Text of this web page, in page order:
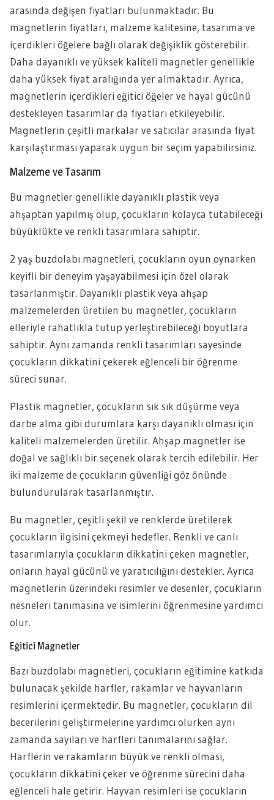
arasında değişen fiyatları bulunmaktadır. Bu
magnetlerin fiyatları, malzeme kalitesine, tasarıma ve
içerdikleri öğelere bağlı olarak değişiklik gösterebilir.
Daha dayanıklı ve yüksek kaliteli magnetler genellikle
daha yüksek fiyat aralığında yer almaktadır. Ayrıca,
magnetlerin içerdikleri eğitici öğeler ve hayal gücünü
destekleyen tasarımlar da fiyatları etkileyebilir.
Magnetlerin çeşitli markalar ve satıcılar arasında fiyat
karşılaştırması yaparak uygun bir seçim yapabilirsiniz.
Malzeme ve Tasarım
Bu magnetler genellikle dayanıklı plastik veya
ahşaptan yapılmış olup, çocukların kolayca tutabileceği
büyüklükte ve renkli tasarımlara sahiptir.
2 yaş buzdolabı magnetleri, çocukların oyun oynarken
keyifli bir deneyim yaşayabilmesi için özel olarak
tasarlanmıştır. Dayanıklı plastik veya ahşap
malzemelerden üretilen bu magnetler, çocukların
elleriyle rahatlıkla tutup yerleştirebileceği boyutlara
sahiptir. Aynı zamanda renkli tasarımları sayesinde
çocukların dikkatini çekerek eğlenceli bir öğrenme
süreci sunar.
Plastik magnetler, çocukların sık sık düşürme veya
darbe alma gibi durumlara karşı dayanıklı olması için
kaliteli malzemelerden üretilir. Ahşap magnetler ise
doğal ve sağlıklı bir seçenek olarak tercih edilebilir. Her
iki malzeme de çocukların güvenliği göz önünde
bulundurularak tasarlanmıştır.
Bu magnetler, çeşitli şekil ve renklerde üretilerek
çocukların ilgisini çekmeyi hedefler. Renkli ve canlı
tasarımlarıyla çocukların dikkatini çeken magnetler,
onların hayal gücünü ve yaratıcılığını destekler. Ayrıca
magnetlerin üzerindeki resimler ve desenler, çocukların
nesneleri tanımasına ve isimlerini öğrenmesine yardımcı
olur.
Eğitici Magnetler
Bazı buzdolabı magnetleri, çocukların eğitimine katkıda
bulunacak şekilde harfler, rakamlar ve hayvanların
resimlerini içermektedir. Bu magnetler, çocukların dil
becerilerini geliştirmelerine yardımcı olurken aynı
zamanda sayıları ve harfleri tanımalarını sağlar.
Harflerin ve rakamların büyük ve renkli olması,
çocukların dikkatini çeker ve öğrenme sürecini daha
eğlenceli hale getirir. Hayvan resimleri ise çocukların